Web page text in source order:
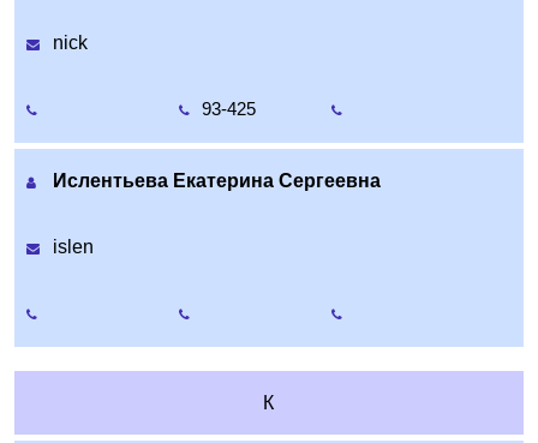
nick
93-425
Ислентьева Екатерина Сергеевна
islen
К